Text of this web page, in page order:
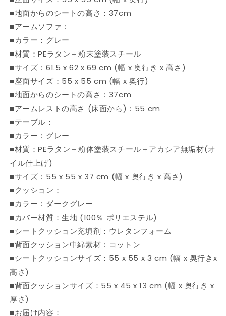
減
ら
増
■地面からのシートの高さ：37cm
■アームソファ：
■カラー：グレー
■材質：PEラタン＋粉末塗装スチール
■サイズ：61.5 x 62 x 69 cm (幅 x 奥行き x 高さ)
■座面サイズ：55 x 55 cm (幅 x 奥行)
■地面からのシートの高さ：37cm
■アームレストの高さ (床面から)：55 cm
■テーブル：
■カラー：グレー
■材質：PEラタン＋粉体塗装スチール＋アカシア無垢材(オ
イル仕上げ)
■サイズ：55 x 55 x 37 cm (幅 x 奥行き x 高さ)
■クッション：
■カラー：ダークグレー
■カバー材質：生地 (100％ ポリエステル)
■シートクッション充填剤：ウレタンフォーム
■背面クッション中綿素材：コットン
■シートクッションサイズ：55 x 55 x 3 cm (幅 x 奥行きx
高さ)
■背面クッションサイズ：55 x 45 x 13 cm (幅 x 奥行き x
厚さ)
■お届け内容：